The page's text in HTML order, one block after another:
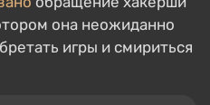
она неожиданно
игры и смириться